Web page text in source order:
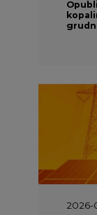
KSE"
2026-